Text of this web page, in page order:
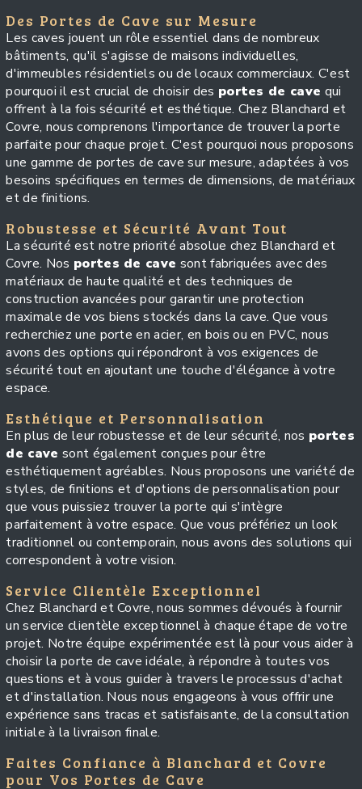
Des Portes de Cave sur Mesure
Les caves jouent un rôle essentiel dans de nombreux
bâtiments, qu'il s'agisse de maisons individuelles,
d'immeubles résidentiels ou de locaux commerciaux. C'est
pourquoi il est crucial de choisir des portes de cave qui
offrent à la fois sécurité et esthétique. Chez Blanchard et
Covre, nous comprenons l'importance de trouver la porte
parfaite pour chaque projet. C'est pourquoi nous proposons
une gamme de portes de cave sur mesure, adaptées à vos
besoins spécifiques en termes de dimensions, de matériaux
et de finitions.
Robustesse et Sécurité Avant Tout
La sécurité est notre priorité absolue chez Blanchard et
Covre. Nos portes de cave sont fabriquées avec des
matériaux de haute qualité et des techniques de
construction avancées pour garantir une protection
maximale de vos biens stockés dans la cave. Que vous
recherchiez une porte en acier, en bois ou en PVC, nous
avons des options qui répondront à vos exigences de
sécurité tout en ajoutant une touche d'élégance à votre
espace.
Esthétique et Personnalisation
En plus de leur robustesse et de leur sécurité, nos portes
de cave sont également conçues pour être
esthétiquement agréables. Nous proposons une variété de
styles, de finitions et d'options de personnalisation pour
que vous puissiez trouver la porte qui s'intègre
parfaitement à votre espace. Que vous préfériez un look
traditionnel ou contemporain, nous avons des solutions qui
correspondent à votre vision.
Service Clientèle Exceptionnel
Chez Blanchard et Covre, nous sommes dévoués à fournir
un service clientèle exceptionnel à chaque étape de votre
projet. Notre équipe expérimentée est là pour vous aider à
choisir la porte de cave idéale, à répondre à toutes vos
questions et à vous guider à travers le processus d'achat
et d'installation. Nous nous engageons à vous offrir une
expérience sans tracas et satisfaisante, de la consultation
initiale à la livraison finale.
Faites Confiance à Blanchard et Covre
pour Vos Portes de Cave